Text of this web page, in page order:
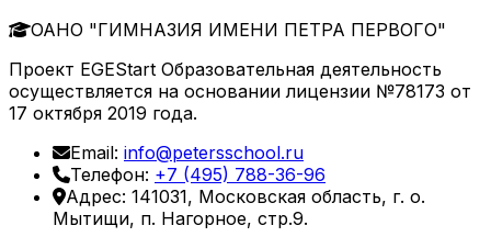
ОАНО "ГИМНАЗИЯ ИМЕНИ ПЕТРА ПЕРВОГО"
Проект EGEStart Образовательная деятельность
осуществляется на основании лицензии №78173 от
17 октября 2019 года.
Email: info@petersschool.ru
Телефон: +7 (495) 788-36-96
Адрес: 141031, Московская область, г. о.
Мытищи, п. Нагорное, стр.9.